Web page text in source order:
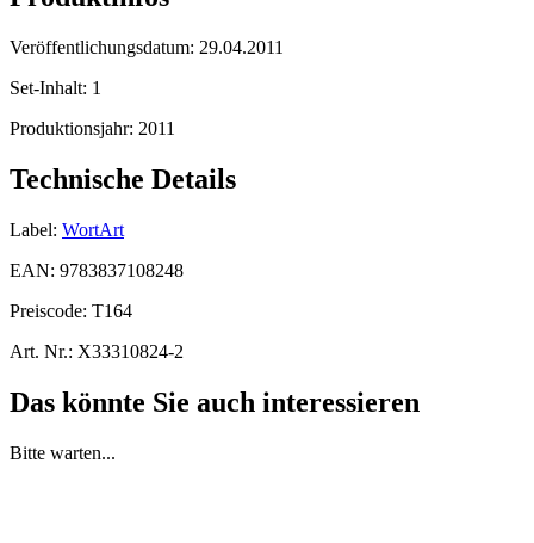
Veröffentlichungsdatum: 29.04.2011
Set-Inhalt: 1
Produktionsjahr: 2011
Technische Details
Label: WortArt
EAN: 9783837108248
Preiscode: T164
Art. Nr.: X33310824-2
Das könnte Sie auch interessieren
Bitte warten...